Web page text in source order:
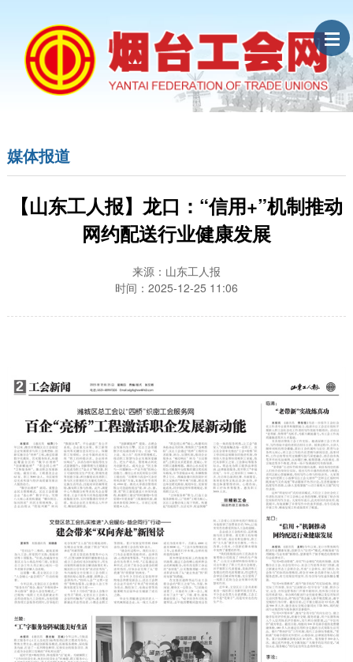
媒体报道
【山东工人报】龙口：“信用+”机制推动
网约配送行业健康发展
来源：山东工人报
时间：2025-12-25 11:06